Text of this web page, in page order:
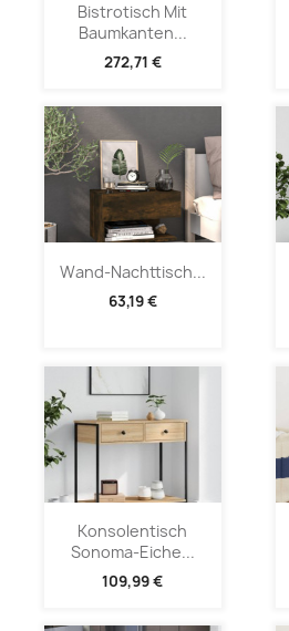
Bistrotisch Mit
Baumkanten...
272,71 €
Wand-Nachttisch...
63,19 €
Konsolentisch
Sonoma-Eiche...
109,99 €